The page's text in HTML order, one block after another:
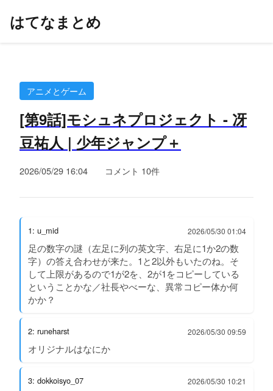
はてなまとめ
アニメとゲーム
[第9話]モシュネプロジェクト - 冴
豆祐人 | 少年ジャンプ＋
2026/05/29 16:04 コメント 10件
1: u_mid 2026/05/30 01:04
足の数字の謎（左足に列の英文字、右足に1か2の数
字）の答え合わせが来た。1と2以外もいたのね。そ
して上限があるので1が2を、2が1をコピーしている
ということかな／社長やべーな、異常コピー体か何
かか？
2: runeharst 2026/05/30 09:59
オリジナルはなにか
3: dokkoisyo_07 2026/05/30 10:21